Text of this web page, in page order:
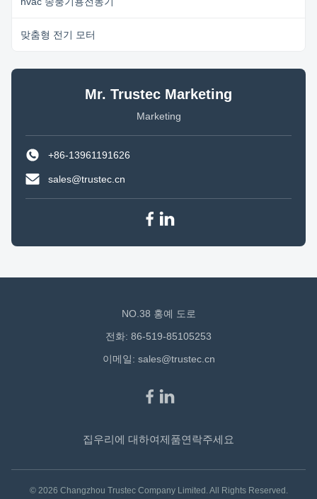
맞춤형 전기 모터
Mr. Trustec Marketing
Marketing
+86-13961191626
sales@trustec.cn
NO.38 홍예 도로
전화: 86-519-85105253
이메일: sales@trustec.cn
집우리에 대하여제품연락주세요
© 2026 Changzhou Trustec Company Limited. All Rights Reserved.